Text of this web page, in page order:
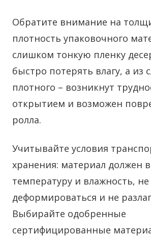
Обратите внимание на
плотность упаковочного
слишком тонкую пленку
быстро потерять влагу, а из
плотного – возникнут
открытием и возможен
ролла.
Учитывайте условия
хранения: материал должен
температуру и влажность, не
деформироваться и не
Выбирайте одобренные
сертифицированные